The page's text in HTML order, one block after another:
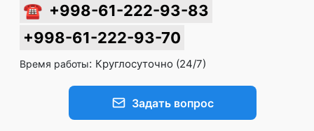
☎ +998-61-222-93-83
+998-61-222-93-70
Время работы: Круглосуточно (24/7)
Задать вопрос